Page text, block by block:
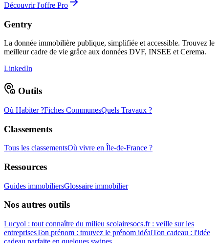
Découvrir l'offre Pro
Gentry
La donnée immobilière publique, simplifiée et accessible. Trouvez le
meilleur cadre de vie grâce aux données DVF, INSEE et Cerema.
LinkedIn
Outils
Où Habiter ?Fiches CommunesQuels Travaux ?
Classements
Tous les classementsOù vivre en Île-de-France ?
Ressources
Guides immobiliersGlossaire immobilier
Nos autres outils
Lucyol : tout connaître du milieu scolairesocs.fr : veille sur les
entreprisesTon prénom : trouvez le prénom idéalTon cadeau : l'idée
cadeau parfaite en quelques swipes